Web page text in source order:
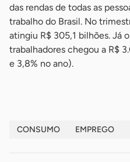
das rendas de todas as
trabalho do Brasil. No
atingiu R$ 305,1 bilhões. Já
trabalhadores chegou a R$
e 3,8% no ano).
CONSUMO EMPREGO